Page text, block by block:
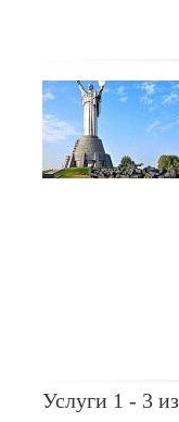
Услуги 1 - 3